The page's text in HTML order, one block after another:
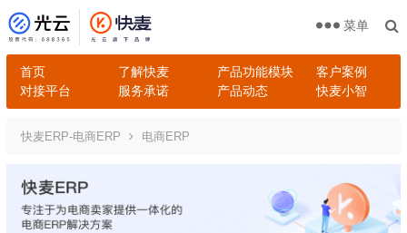
首页 了解快麦 产品功能模块
客户案例
对接平台
服务承诺 产品动态 快麦小智
菜单
快麦ERP-电商ERP 电商ERP